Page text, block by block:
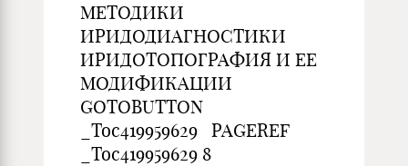
МЕТОДИКИ
ИРИДОДИАГНОСТИКИ
ИРИДОТОПОГРАФИЯ И ЕЕ
МОДИФИКАЦИИ
GOTOBUTTON
_Toc419959629 PAGEREF
_Toc419959629 8